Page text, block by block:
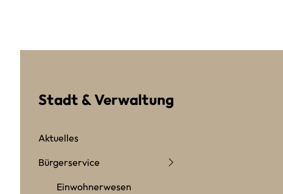
Stadt & Verwaltung
Aktuelles
Bürgerservice
Einwohnerwesen